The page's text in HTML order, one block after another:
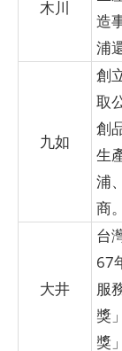
木川
造
浦
九如
創
取
創
生
浦
商。
大井
台
67
服
獎
獎